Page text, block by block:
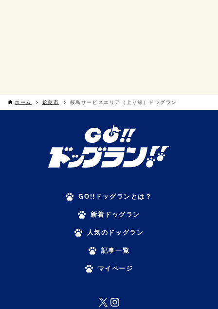
ホーム 姶良市 桜島サービスエリア（上り線）ドッグラン
GO!!ドッグランとは？
新着ドッグラン
人気のドッグラン
記事一覧
マイページ
X Instagram